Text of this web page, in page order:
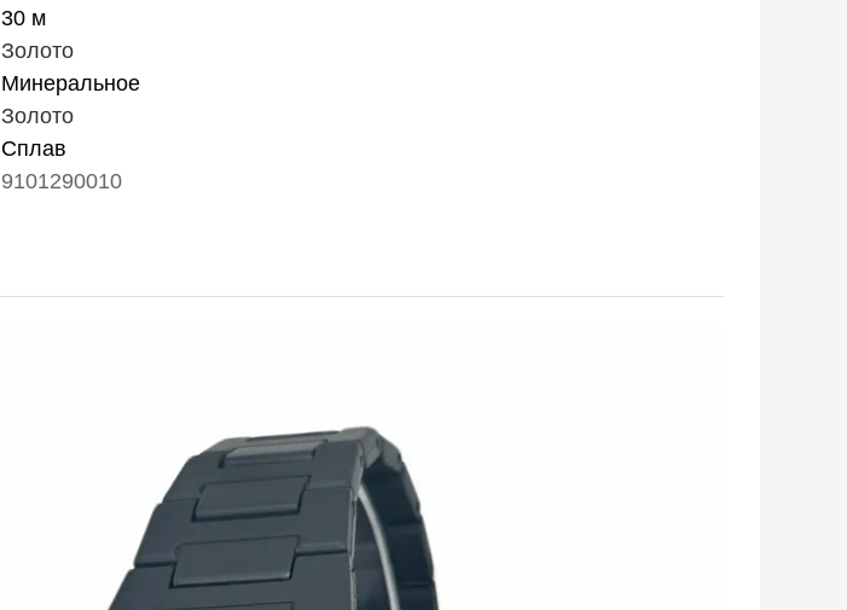
30 м
Золото
Минеральное
Золото
Сплав
9101290010